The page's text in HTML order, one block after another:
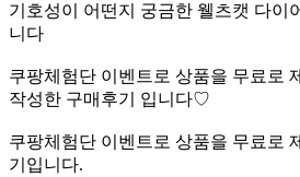
기호성이 어떤지 궁금한 웰츠캣 다이
니다
쿠팡체험단 이벤트로 상품을 무료로
작성한 구매후기 입니다♡
쿠팡체험단 이벤트로 상품을 무료로
기입니다.